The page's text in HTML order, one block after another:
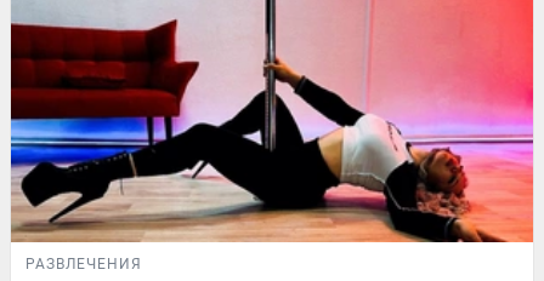
РАЗВЛЕЧЕНИЯ